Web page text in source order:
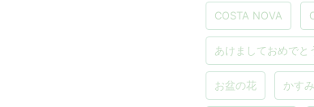
COSTA NOVA
あけましておめでと
お盆の花 かす